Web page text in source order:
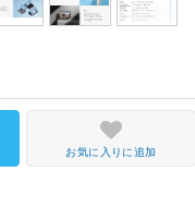
お気に入りに追加